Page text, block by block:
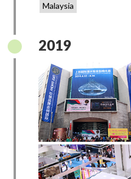
Malaysia
2019